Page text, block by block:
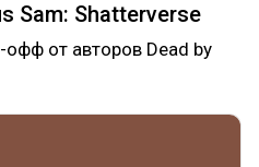
Sam: Shatterverse
от авторов Dead by